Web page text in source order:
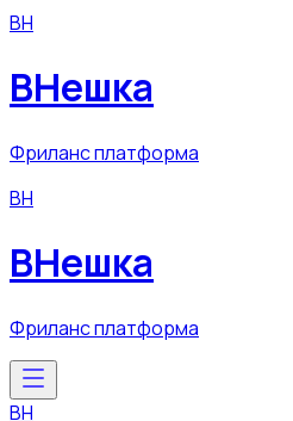
ВН
ВНешка
Фриланс платформа
ВН
ВНешка
Фриланс платформа
ВН